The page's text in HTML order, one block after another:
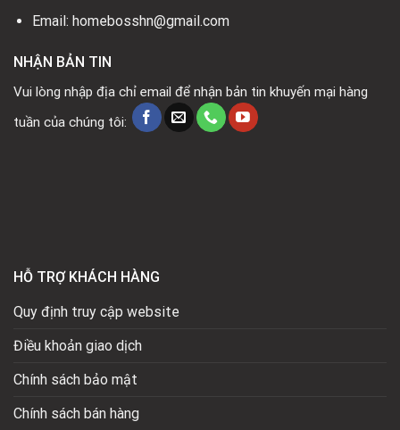
Email: homebosshn@gmail.com
NHẬN BẢN TIN
Vui lòng nhập địa chỉ email để nhận bản tin khuyến mại hàng
tuần của chúng tôi:
HỖ TRỢ KHÁCH HÀNG
Quy định truy cập website
Điều khoản giao dịch
Chính sách bảo mật
Chính sách bán hàng